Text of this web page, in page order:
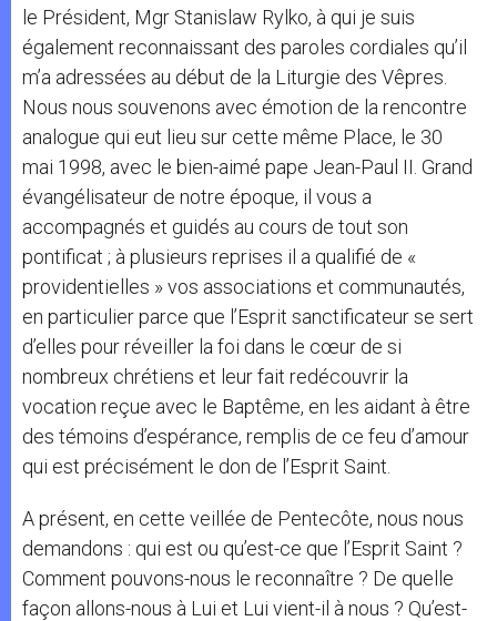
le Président, Mgr Stanislaw Rylko, à qui je suis
également reconnaissant des paroles cordiales qu’il
m’a adressées au début de la Liturgie des Vêpres.
Nous nous souvenons avec émotion de la rencontre
analogue qui eut lieu sur cette même Place, le 30
mai 1998, avec le bien-aimé pape Jean-Paul II. Grand
évangélisateur de notre époque, il vous a
accompagnés et guidés au cours de tout son
pontificat ; à plusieurs reprises il a qualifié de «
providentielles » vos associations et communautés,
en particulier parce que l’Esprit sanctificateur se sert
d’elles pour réveiller la foi dans le cœur de si
nombreux chrétiens et leur fait redécouvrir la
vocation reçue avec le Baptême, en les aidant à être
des témoins d’espérance, remplis de ce feu d’amour
qui est précisément le don de l’Esprit Saint.
A présent, en cette veillée de Pentecôte, nous nous
demandons : qui est ou qu’est-ce que l’Esprit Saint ?
Comment pouvons-nous le reconnaître ? De quelle
façon allons-nous à Lui et Lui vient-il à nous ? Qu’est-